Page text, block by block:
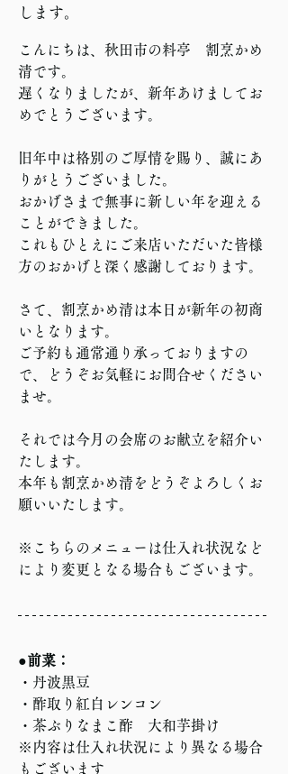
します。
こんにちは、秋田市の料亭　割烹かめ
清です。
遅くなりましたが、新年あけましてお
めでとうございます。
旧年中は格別のご厚情を賜り、誠にあ
りがとうございました。
おかげさまで無事に新しい年を迎える
ことができました。
これもひとえにご来店いただいた皆様
方のおかげと深く感謝しております。
さて、割烹かめ清は本日が新年の初商
いとなります。
ご予約も通常通り承っておりますの
で、どうぞお気軽にお問合せください
ませ。
それでは今月の会席のお献立を紹介い
たします。
本年も割烹かめ清をどうぞよろしくお
願いいたします。
※こちらのメニューは仕入れ状況など
により変更となる場合もございます。
●前菜：
・ 丹波黒豆
・酢取り紅白レンコン
・茶ぶりなまこ酢　大和芋掛け
※内容は仕入れ状況により異なる場合
もございます